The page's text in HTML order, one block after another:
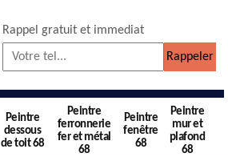
Rappel gratuit et immediat
Peintre
dessous
de toit 68
Peintre
ferronnerie
fer et métal
68
Peintre
fenêtre
68
Peintre
mur et
plafond
68